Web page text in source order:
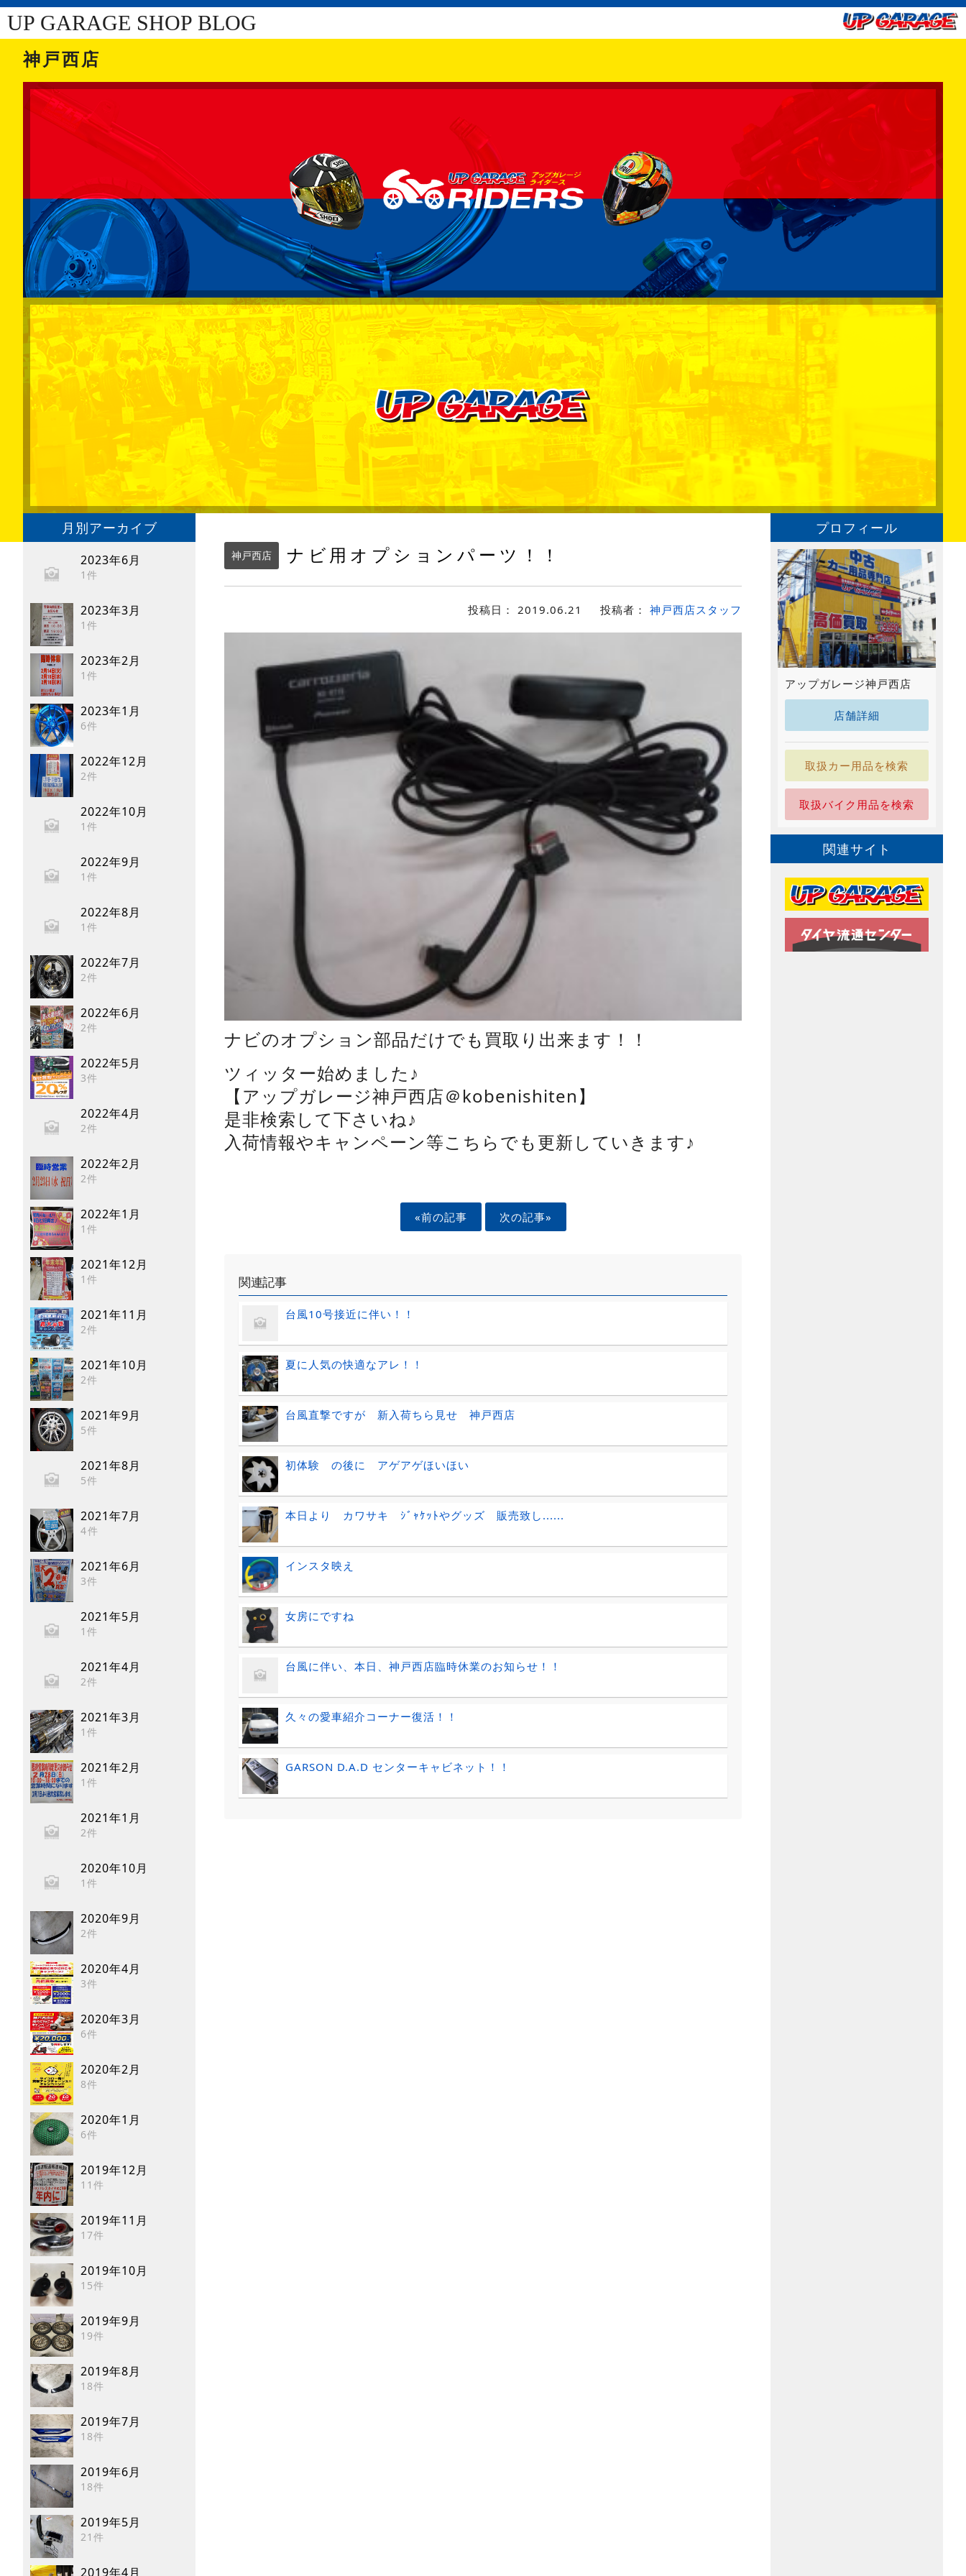
UP GARAGE SHOP BLOG
神戸西店
月別アーカイブ
2023年6月
1件
2023年3月
1件
2023年2月
1件
2023年1月
6件
2022年12月
2件
2022年10月
1件
2022年9月
1件
2022年8月
1件
2022年7月
2件
2022年6月
2件
2022年5月
3件
2022年4月
2件
2022年2月
2件
2022年1月
1件
2021年12月
1件
2021年11月
2件
2021年10月
2件
2021年9月
5件
2021年8月
5件
2021年7月
4件
2021年6月
3件
2021年5月
1件
2021年4月
2件
2021年3月
1件
2021年2月
1件
2021年1月
2件
2020年10月
1件
2020年9月
2件
2020年4月
3件
2020年3月
6件
2020年2月
8件
2020年1月
6件
2019年12月
11件
2019年11月
17件
2019年10月
15件
2019年9月
19件
2019年8月
18件
2019年7月
18件
2019年6月
18件
2019年5月
21件
2019年4月
神戸西店 ナビ用オプションパーツ！！
投稿日： 2019.06.21 投稿者： 神戸西店スタッフ
ナビのオプション部品だけでも買取り出来ます！！
ツィッター始めました♪
【アップガレージ神戸西店＠kobenishiten】
是非検索して下さいね♪
入荷情報やキャンペーン等こちらでも更新していきます♪
«前の記事 次の記事»
関連記事
台風10号接近に伴い！！
夏に人気の快適なアレ！！
台風直撃ですが 新入荷ちら見せ 神戸西店
初体験 の後に アゲアゲほいほい
本日より カワサキ ｼﾞｬｹｯﾄやグッズ 販売致し......
インスタ映え
女房にですね
台風に伴い、本日、神戸西店臨時休業のお知らせ！！
久々の愛車紹介コーナー復活！！
GARSON D.A.D センターキャビネット！！
プロフィール
アップガレージ神戸西店
店舗詳細
取扱カー用品を検索
取扱バイク用品を検索
関連サイト